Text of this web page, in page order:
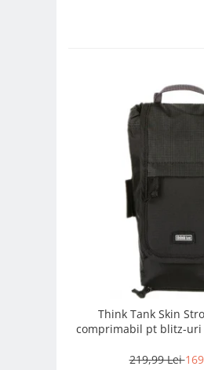
Accesorii camere video de actiune
Acumulatori camere video
Stabilizatoare (Gimbal) / Steady
Huse Protectie / Ploaie camere
Accesorii diverse pt camere video
Camere Video Cinematice
Camere Video Compacte
Think Tank Skin
comprimabil pt blitz-uri
219,99 Lei